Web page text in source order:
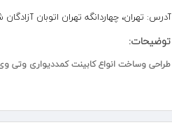
آدرس: تهران، چهاردانگه تهران اتوبان آزادگان شهرک مرتضی گرد
توضیحات:
طراحی وساخت انواع کابینت کمددیواری وتی